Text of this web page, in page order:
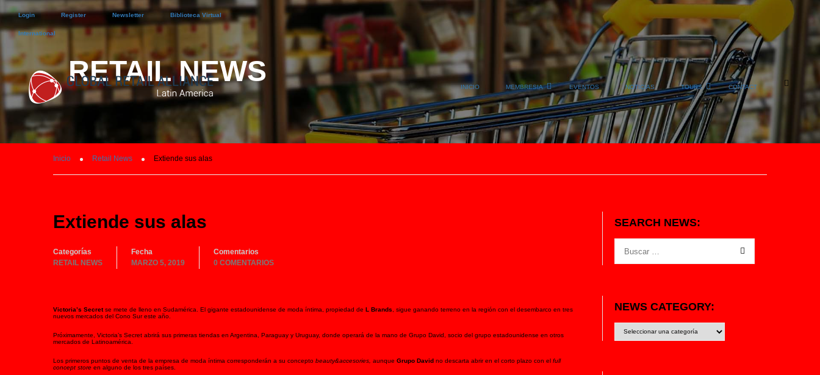
Login Register Newsletter Biblioteca Virtual
International
INICIO MEMBRESIA EVENTOS NOTICIAS TOURS CONTACT
RETAIL NEWS
Inicio Retail News Extiende sus alas
Extiende sus alas
Categorías
RETAIL NEWS
Fecha
MARZO 5, 2019
Comentarios
0 COMENTARIOS
Victoria’s Secretse mete de lleno en Sudamérica. El gigante estadounidense de moda íntima, propiedad de L Brands , sigue ganando terreno en la región con el desembarco en tres
nuevos mercados del Cono Sur este año.
Próximamente, Victoria’s Secret abrirá sus primeras tiendas en Argentina, Paraguay y Uruguay, donde operará de la mano de Grupo David, socio del grupo estadounidense en otros
mercados de Latinoamérica.
Los primeros puntos de venta de la empresa de moda íntima corresponderán a su concepto beauty&accesories aunque Grupo David no descarta abrir en el corto plazo con el full
concept store en alguno de los tres países.
SEARCH NEWS:
NEWS CATEGORY:
category: